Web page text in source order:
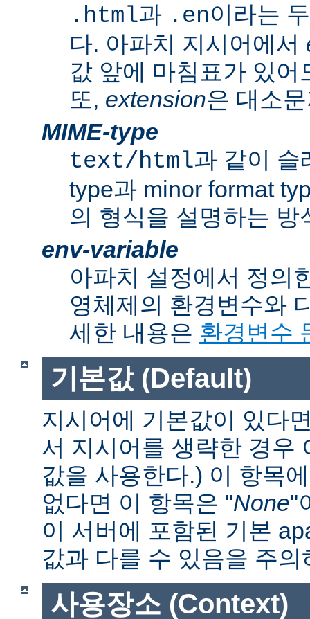
.html과 .en이라는
다. 아파치 지시어에서
값 앞에 마침표가 있
또, extension은 대소
MIME-type
text/html과 같이 슬
type과 minor format
의 형식을 설명하는 방
env-variable
아파치 설정에서 정의
영체제의 환경변수와
세한 내용은 환경변수
기본값 (Default)
지시어에 기본값이 있다
서 지시어를 생략한 경우
값을 사용한다.) 이 항목
없다면 이 항목은 "None"
이 서버에 포함된 기본
값과 다를 수 있음을 주의
사용장소 (Context)